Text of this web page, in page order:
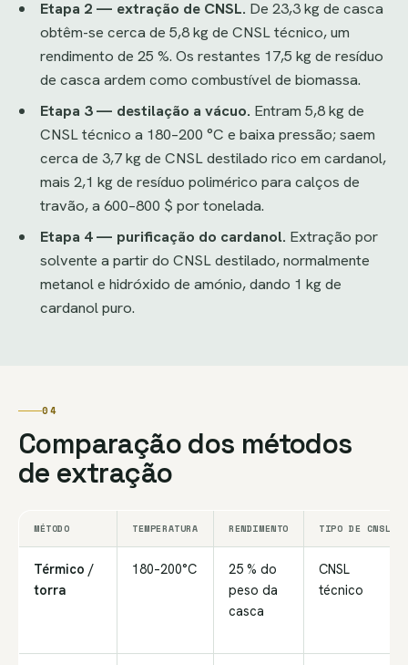
Etapa 2 — extração de CNSL. De 23,3 kg de casca
obtêm-se cerca de 5,8 kg de CNSL técnico, um
rendimento de 25 %. Os restantes 17,5 kg de resíduo
de casca ardem como combustível de biomassa.
Etapa 3 — destilação a vácuo. Entram 5,8 kg de
CNSL técnico a 180–200 °C e baixa pressão; saem
cerca de 3,7 kg de CNSL destilado rico em cardanol,
mais 2,1 kg de resíduo polimérico para calços de
travão, a 600–800 $ por tonelada.
Etapa 4 — purificação do cardanol. Extração por
solvente a partir do CNSL destilado, normalmente
metanol e hidróxido de amónio, dando 1 kg de
cardanol puro.
04
Comparação dos métodos
de extração
MÉTODO TEMPERATURA RENDIMENTO TIPO DE CNSL
Térmico /
torra
180–200°C
25 % do
peso da
casca
CNSL
técnico